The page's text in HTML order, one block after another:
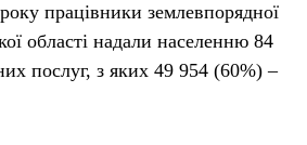
працівники землевпорядної
області надали населенню 84
послуг, з яких 49 954 (60%) –